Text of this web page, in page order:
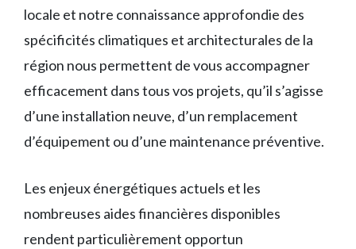
locale et notre connaissance approfondie des
spécificités climatiques et architecturales de la
région nous permettent de vous accompagner
efficacement dans tous vos projets, qu’il s’agisse
d’une installation neuve, d’un remplacement
d’équipement ou d’une maintenance préventive.
Les enjeux énergétiques actuels et les
nombreuses aides financières disponibles
rendent particulièrement opportun